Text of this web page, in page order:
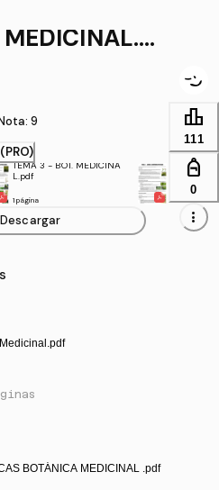
Medicinal 2016-17 Nota: 9
TEMA 3 - BOT. MEDICINA
L.pdf
1 página
TEMA 4 -
L.pdf
2 páginas
Descargar
leaderboard
111
personal_bag
0
more_vert
BOTÁNICA MEDICINAL .pdf